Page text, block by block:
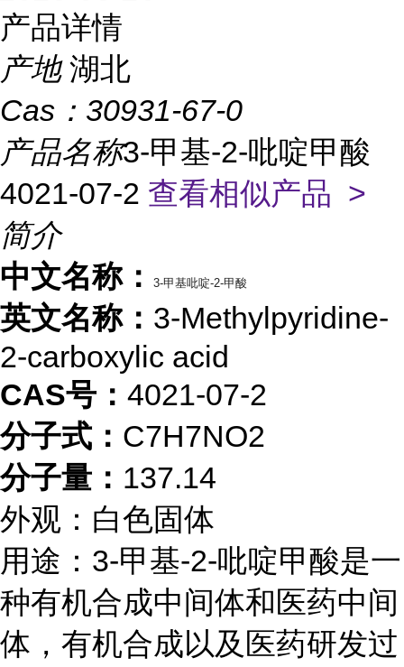
产品详情
产地 湖北
Cas： 30931-67-0
产品名称3-甲基-2-吡啶甲酸
4021-07-2 查看相似产品 >
简介
中文名称：
3-甲基吡啶-2-甲酸
英文名称： 3-Methylpyridine-
2-carboxylic acid
CAS号： 4021-07-2
分子式： C7H7NO2
分子量： 137.14
外观：白色固体
用途：3-甲基-2-吡啶甲酸是一
种有机合成中间体和医药中间
体，有机合成以及医药研发过